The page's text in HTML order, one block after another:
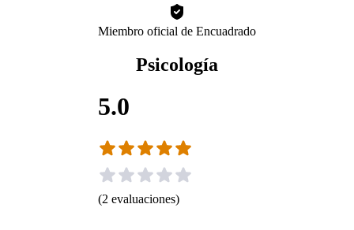
Miembro oficial de Encuadrado
Psicología
5.0
(2 evaluaciones)